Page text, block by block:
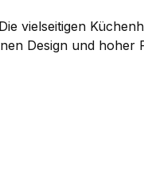
vielseitigen
Design und hoher